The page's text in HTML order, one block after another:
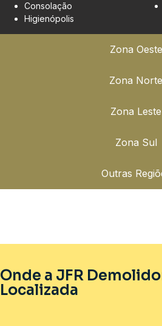
Zona Oeste
Zona Norte
Zona Leste
Zona Sul
Outras
Consolação
Higienópolis
Onde a JFR
Localizada